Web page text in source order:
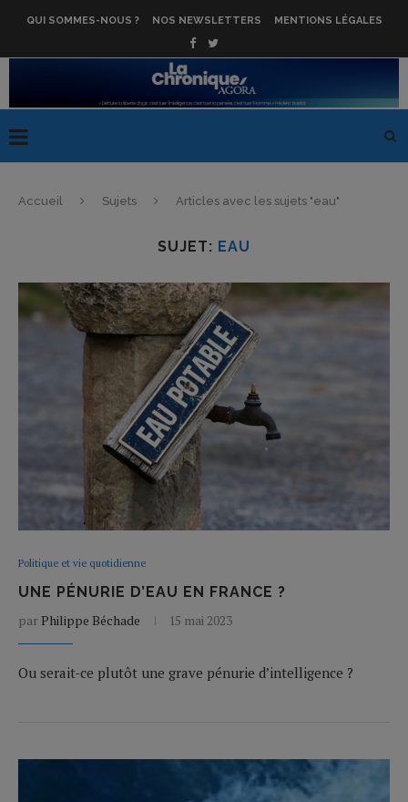
QUI SOMMES-NOUS ? NOS NEWSLETTERS MENTIONS LÉGALES
Accueil Sujets Articles avec les sujets "eau"
SUJET: EAU
Politique et vie quotidienne
UNE PÉNURIE D’EAU EN FRANCE ?
par Philippe Béchade 15 mai 2023
Ou serait-ce plutôt une grave pénurie d’intelligence ?